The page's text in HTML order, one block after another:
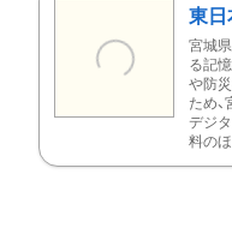
東日
宮城
る記
や防
ため
デジ
料のほ